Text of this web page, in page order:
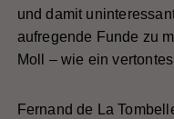
und damit
aufregende Funde zu
Moll – wie ein
Fernand de La